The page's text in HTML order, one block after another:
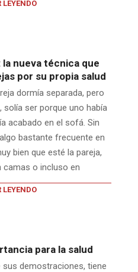
LEYENDO
nueva técnica que
por su propia salud
dormía separada, pero
ser porque uno había
acabado en el sofá. Sin
bastante frecuente en
bien que esté la pareja,
camas o incluso en
LEYENDO
para la salud
sus demostraciones, tiene